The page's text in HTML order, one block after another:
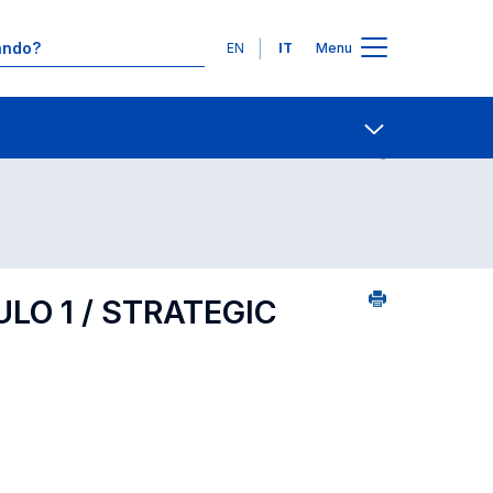
Lingue
EN IT Menu
1 / STRATEGIC